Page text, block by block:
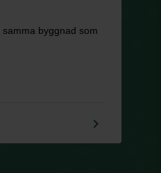
byggnad som
keyboard_arrow_right